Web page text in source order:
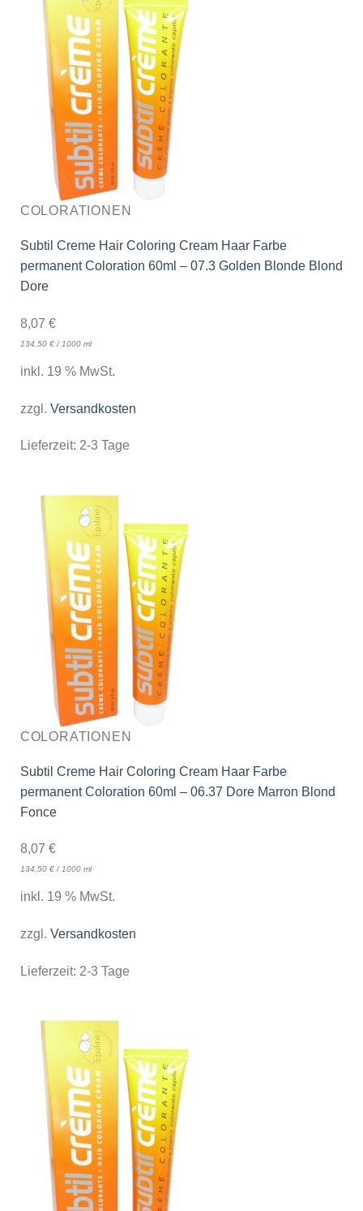
COLORATIONEN
Subtil Creme Hair Coloring Cream Haar Farbe
permanent Coloration 60ml – 07.3 Golden Blonde Blond
Dore
8,07 €
134,50 €/ 1000 ml
inkl. 19 % MwSt.
zzgl. Versandkosten
Lieferzeit: 2-3 Tage
COLORATIONEN
Subtil Creme Hair Coloring Cream Haar Farbe
permanent Coloration 60ml – 06.37 Dore Marron Blond
Fonce
8,07 €
134,50 €/1000 ml
inkl. 19 % MwSt.
zzgl. Versandkosten
Lieferzeit: 2-3 Tage